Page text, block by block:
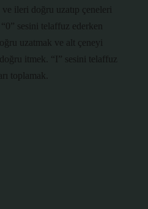
ileri doğru uzatıp çeneleri
sesini telaffuz ederken
uzatmak ve alt çeneyi
itmek. “I” sesini telaffuz
toplamak.